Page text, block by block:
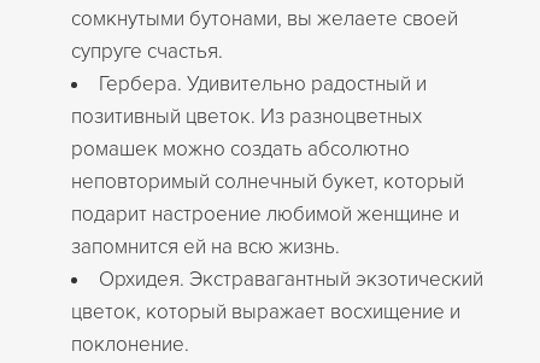
сомкнутыми бутонами, вы желаете своей
супруге счастья.
Гербера. Удивительно радостный и
позитивный цветок. Из разноцветных
ромашек можно создать абсолютно
неповторимый солнечный букет, который
подарит настроение любимой женщине и
запомнится ей на всю жизнь.
Орхидея. Экстравагантный экзотический
цветок, который выражает восхищение и
поклонение.